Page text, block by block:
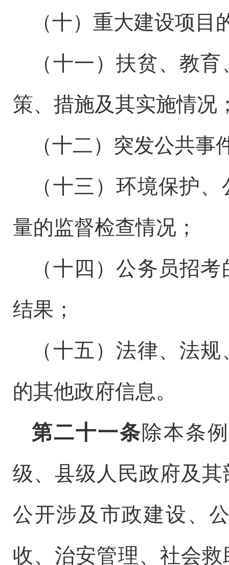
（十）重大建设项
（十一）扶贫、教
策、措施及其实施情况
（十二）突发公共
（十三）环境保护
量的监督检查情况；
（十四）公务员招
结果；
（十五）法律、法
的其他政府信息。
第二十一条除本条
级、县级人民政府及
公开涉及市政建设、
收、治安管理、社会